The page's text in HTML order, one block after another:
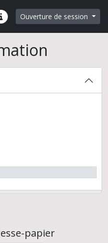
page
rapides
Ouverture de session
papier